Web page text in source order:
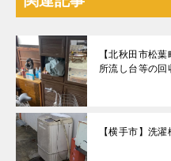
【北秋田市松
所流し台等の回
【横手市】洗